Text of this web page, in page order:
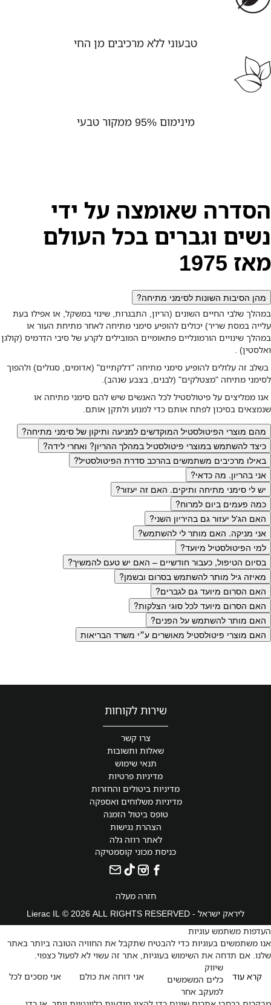
טבעוני ללא מרכיבים מן החי
מינימום 95% ממקור טבעי
הסדרה שאומצה על ידי
נשים וגברים בכל העולם
מאז 1975
מהן הסיבות השונות לסימני מתיחה?
במהלך שלבי החיים השונים (הריון, התבגרות, שינוי במשקל, או אפילו בעת
עלייה במסת שריר) יכולים להופיע סימני מתיחה לאחר מתיחת העור או
במהלך שינויים הורמונליים פתאומיים המובילים לקרע של סיבי הדרמיס (קולגן
ואלסטין) .
בשלב זה עלולים להופיע סימני מתיחה "דלקתיים" (אדומים, סגולים) ולהפוך
לסימני מתיחה "מצטלקים" (לבנים, בצבע שנהב).
אנו ממליצים על פיטולסטיל לכל האנשים שיש להם סימני מתיחה או
שנמצאים בסיכון לפתח אותם כדי למנוע ולתקן אותם.
מהם מוצרי הפיטולסטיל המוקדשים למניעה ותיקון של סימני מתיחה?
כיצד להשתמש במוצרי פיטולסטיל במהלך ההריון? ואחרי לידה?
באילו מרכיבים משתמשים בהרכב סדרת הפיטולסטיל?
אני בהריון. מה כדאי?
יש לי סימני מתיחה ותיקים. האם זה יעזור?
כמה פעמים ביום למרוח?
האם הג'ל יעזור גם בהיריון השני?
אני מניקה. האם מותר לי להשתמש?
למי הפיטולסטיל מיועד?
בסיום הטיפול, כעבור חודשיים – האם יש טעם להמשיך?
מאיזה גיל מותר להשתמש בסרום ובשמן?
האם הסרום מיועד גם לגברים?
האם הסרום מיועד לכל סוגי הצלקות?
האם מותר להשתמש על הפנים?
האם מוצרי פיטולסטיל מאושרים ע״י משרד הבריאות
שירות לקוחות
צרו קשר
שאלות ותשובות
תנאי שימוש
מדיניות פרטיות
מדיניות ביטולים והחזרות
מדיניות משלוחים ואספקה
טופס ביטול הזמנה
הצהרת נגישות
לאתר רוזה גלה
כניסת מכוני קוסמטיקה
חזרה מעלה
ליראק ישראל - Lierac IL © 2026 ALL RIGHTS RESERVED
העדפות משתמש עוגיות
אנו משתמשים בעוגיות כדי להבטיח שתקבל את החוויה הטובה ביותר באתר
שלנו. אם תדחה את השימוש בעוגיות, אתר זה עשוי לא לפעול כצפוי.
אני מסכים לכל
אני דוחה את כולם קרא עוד
שיווק
כלים המשמשים
למעקב אחר